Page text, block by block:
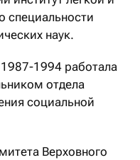
наук.
1994 работала
отдела
социальной
Верховного